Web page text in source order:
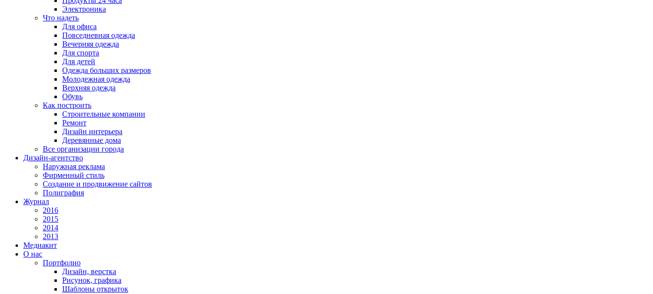
Электроника
Что надеть
Для офиса
Повседневная одежда
Вечерняя одежда
Для спорта
Для детей
Одежда больших размеров
Молодежная одежда
Верхняя одежда
Обувь
Как построить
Строительные компании
Ремонт
Дизайн интерьера
Деревянные дома
Все организации города
Дизайн-агентство
Наружная реклама
Фирменный стиль
Создание и продвижение сайтов
Полиграфия
Журнал
2016
2015
2014
2013
Медиакит
О нас
Портфолио
Дизайн, верстка
Рисунок, графика
Шаблоны открыток